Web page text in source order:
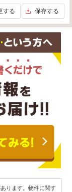
する 保存する
ります。物件に関す